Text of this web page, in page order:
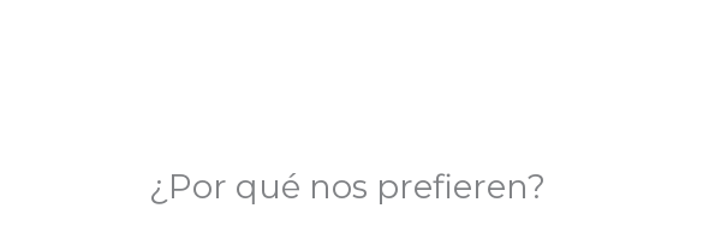
¿Por qué nos prefieren?